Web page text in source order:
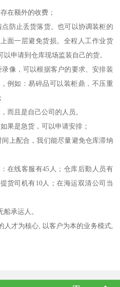
在额外的收费；
防止丢货落货。也可以协调装柜的
面一层避免货损。全程人工作业货
申请到仓库现场监装自己的货。
像，可以根据客户的要求、安排装
例如：易碎品可以装柜鼎，不压重
而且是自己公司的人员。
果是急货，可以申请安排；
上配合，我们能尽量避免仓库滞纳
在线客服有45人；仓库后勤人员有
货司机有10人；在海运双清公司当
承运人。
人才为核心, 以客户为本的业务模式,